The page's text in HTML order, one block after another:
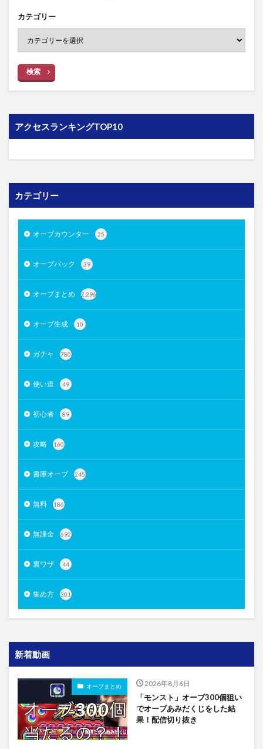
カテゴリー
検索
アクセスランキングTOP10
カテゴリー
オーブカウンター 25
オーブバック 39
オーブまとめ 2,296
オーブ生成 10
ガチャ 780
使い道 49
初心者 89
攻略 160
書庫オーブ 245
無料 186
無課金 692
裏ワザ 44
集め方 301
新着動画
オーブまとめ 2026年8月6日
「モンスト」オーブ300個狙い
でオーブあみだくじをした結
果！配信切り抜き